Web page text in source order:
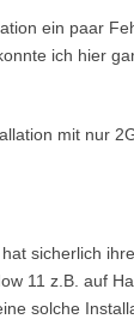
ein paar
ich hier
sicherlich
11 z.B. auf
solche